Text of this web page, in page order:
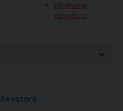
info@ama-
zahrada.cz
rotorů